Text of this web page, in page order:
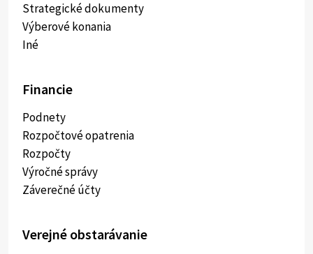
Strategické dokumenty
Výberové konania
Iné
Financie
Podnety
Rozpočtové opatrenia
Rozpočty
Výročné správy
Záverečné účty
Verejné obstarávanie